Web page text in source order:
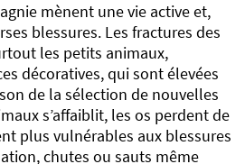
mènent une vie active et,
blessures. Les fractures des
les petits animaux,
décoratives, qui sont élevées
de la sélection de nouvelles
s’affaiblit, les os perdent de
plus vulnérables aux blessures
chutes ou sauts même